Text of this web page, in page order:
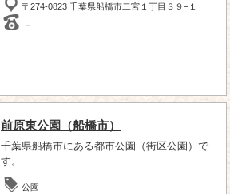
〒274-0823 千葉県船橋市二宮１丁目３９−１
－
前原東公園（船橋市）
千葉県船橋市にある都市公園（街区公園）で
す。
公園